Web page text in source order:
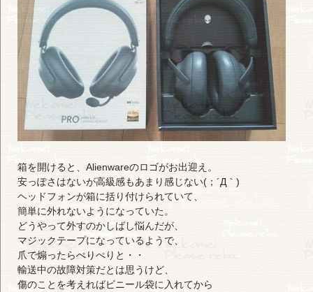
箱を開けると、Alienwareのロゴがお出迎え。
安っぽさはないが高級感もあまり感じない(；´Д｀)
ヘッドフォンが箱に括り付けられていて、
簡単に外れないようになっていた。
どうやって外すのかしばし悩んだが、
マジックテープになっているようで、
爪で煽ったらぺりぺりと・・
輸送中の故障対策だとは思うけど、
傷のことを考えればビニール袋に入れてから